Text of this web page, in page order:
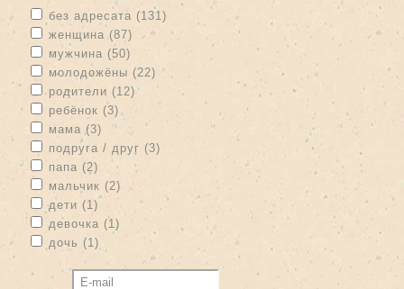
Apply без адресата filter
без адресата (131) Apply без адресата filter
Apply женщина filter
женщина (87) Apply женщина filter
Apply мужчина filter
мужчина (50)
Apply молодожёны filter
молодожёны (22) Apply молодожёны filter
Apply родители filter
родители (12) Apply родители filter
Apply ребёнок filter
ребёнок (3)
Apply мама filter
мама (3) Apply мама filter
Apply подруга / друг filter
подруга / друг (3) Apply подруга / друг filter
Apply папа filter
папа (2) Apply папа filter
Apply мальчик filter
мальчик (2)
Apply дети filter
дети (1) Apply дети filter
Apply девочка filter
девочка (1) Apply девочка filter
Apply дочь filter
дочь (1)